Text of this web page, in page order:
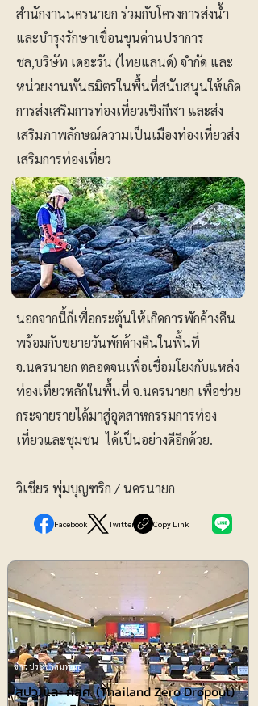
สำนักงานนครนายก ร่วมกับโครงการส่งน้ำ
และบำรุงรักษาเขื่อนขุนด่านปราการ
ชล,บริษัท เดอะรัน (ไทยแลนด์) จำกัด และ
หน่วยงานพันธมิตรในพื้นที่สนับสนุนให้เกิด
การส่งเสริมการท่องเที่ยวเชิงกีฬา และส่ง
เสริมภาพลักษณ์ความเป็นเมืองท่องเที่ยวส่ง
เสริมการท่องเที่ยว
นอกจากนี้ก็เพื่อกระตุ้นให้เกิดการพักค้างคืน
พร้อมกับขยายวันพักค้างคืนในพื้นที่
จ.นครนายก ตลอดจนเพื่อเชื่อมโยงกับแหล่ง
ท่องเที่ยวหลักในพื้นที่ จ.นครนายก เพื่อช่วย
กระจายรายได้มาสู่อุตสาหกรรมการท่อง
เที่ยวและชุมชน ได้เป็นอย่างดีอีกด้วย.
วิเชียร พุ่มบุญฑริก / นครนายก
Facebook Twitter Copy Link
สปว. และ กสศ. (Thailand Zero Dropout)
ข่าวประชาสัมพันธ์